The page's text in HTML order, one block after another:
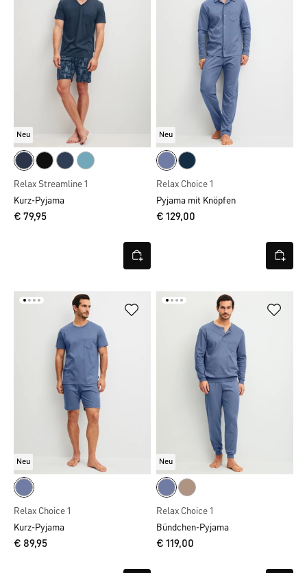
Neu
Relax Streamline 1
Kurz-Pyjama
€ 79,95
Neu
Relax Choice 1
Pyjama mit Knöpfen
€ 129,00
Neu
Relax Choice 1
Kurz-Pyjama
€ 89,95
Neu
Relax Choice 1
Bündchen-Pyjama
€ 119,00